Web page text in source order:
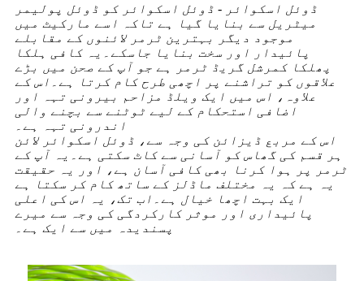
ڈوئل اسکوائر - ڈوئل اسکوائر کو ڈوئل پولیمر
میٹریل سے بنایا گیا ہے تاکہ اسے مارکیٹ میں
موجود دیگر بہترین ٹرمر لائنوں کے مقابلے
پائیدار اور سخت بنایا جاسکے۔یہ کافی ہلکا
پھلکا کمرشل گریڈ ٹرمر ہے جو آپ کے صحن میں بڑے
علاقوں کو تراشنے پر اچھی طرح کام کرتا ہے۔اس کے
علاوہ، اس میں ایک ویلڈ مزاحم بیرونی تہہ اور
اضافی استحکام کے لیے ٹوٹنے سے بچنے والی
اندرونی تہہ ہے۔
اس کے مربع ڈیزائن کی وجہ سے، ڈوئل اسکوائر لائن
ہر قسم کی گھاس کو آسانی سے کاٹ سکتی ہے۔یہ آپ کے
ٹرمر پر ہوا کرنا بھی کافی آسان ہے، اور یہ حقیقت
یہ ہے کہ یہ مختلف ماڈلز کے ساتھ کام کر سکتا ہے
ایک بہت اچھا خیال ہے۔اب تک، یہ اس کی اعلی
پائیداری اور موثر کارکردگی کی وجہ سے میرے
پسندیدہ میں سے ایک ہے۔